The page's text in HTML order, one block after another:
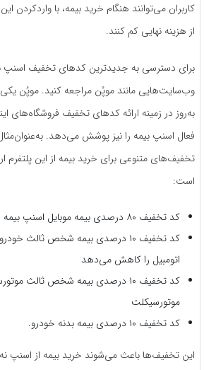
کاربران می‌توانند هنگام خرید بیمه، با واردکردن
از هزینه نهایی کم کنند.
برای دسترسی به جدیدترین کدهای تخفیف اسنپ
وب‌سایت‌هایی مانند موپُن مراجعه کنید. موپُن یکی
به‌روز در زمینه ارائه کدهای تخفیف فروشگاه‌های
فعال اسنپ بیمه را نیز پوشش می‌دهد.
تخفیف‌های متنوعی برای خرید بیمه از این پلتفرم
است:
کد تخفیف ۸۰ درصدی بیمه موبایل اسنپ بیمه
کد تخفیف ۱۰ درصدی بیمه شخص ثالث
اتومبیل را کاهش می‌دهد
کد تخفیف ۱۰ درصدی بیمه شخص ثالث
موتورسیکلت
کد تخفیف ۱۰ درصدی بیمه بدنه خودرو.
این تخفیف‌ها باعث می‌شوند خرید بیمه از اسنپ